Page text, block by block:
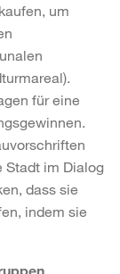
um
für eine
Stadt im Dialog
dass sie
indem sie